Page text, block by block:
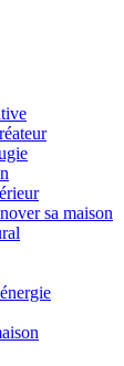
sa maison